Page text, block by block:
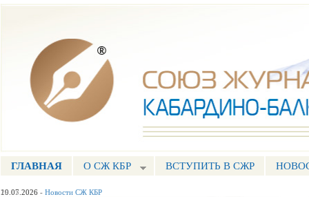
ГЛАВНОЕ МЕНЮ
ГЛАВНАЯ О СЖ КБР ВСТУПИТЬ В СЖР
29.05.2026 - Новости СЖ КБР